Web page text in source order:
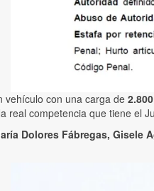
vehículo con una carga de
real competencia que tiene el
Dolores Fábregas, Gisele